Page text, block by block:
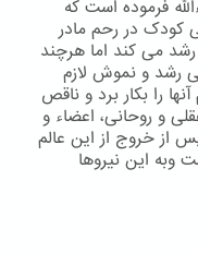
فرموده است که
کودک در رحم مادر
می کند اما هرچند
رشد و نموش لازم
را بکار برد و ناقص
و روحانی، اعضاء و
از خروج از این عالم
وبه اين نيروها